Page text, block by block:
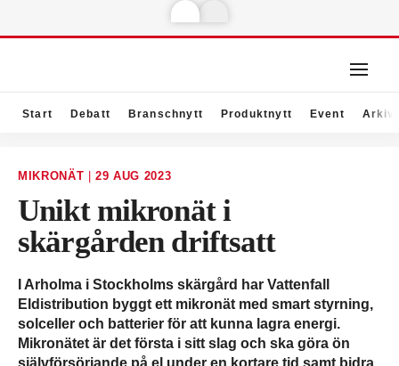
Start Debatt Branschnytt Produktnytt Event Arkiv
MIKRONÄT 29 AUG 2023
Unikt mikronät i
skärgården driftsatt
I Arholma i Stockholms skärgård har Vattenfall
Eldistribution byggt ett mikronät med smart styrning,
solceller och batterier för att kunna lagra energi.
Mikronätet är det första i sitt slag och ska göra ön
självförsörjande på el under en kortare tid samt bidra